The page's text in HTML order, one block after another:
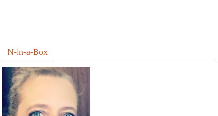
N-in-a-Box